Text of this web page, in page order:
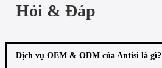
Hỏi & Đáp
Dịch vụ OEM & ODM của Antisi là gì?